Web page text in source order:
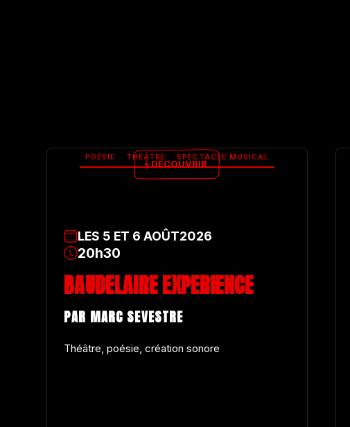
LES 5 ET 6 AOÛT2026
20h30
BAUDELAIRE EXPERIENCE
PAR MARC SEVESTRE
Théâtre, poésie, création sonore
DÉCOUVRIR
POÉSIE THÉÂTRE SPECTACLE MUSICAL